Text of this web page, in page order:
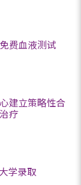
费血液测试
建立策略性合
疗
学录取